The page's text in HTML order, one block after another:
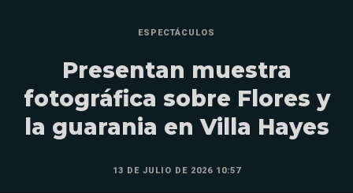
ESPECTÁCULOS
Presentan muestra
fotográfica sobre Flores y
la guarania en Villa Hayes
13 DE JULIO DE 2026 10:57